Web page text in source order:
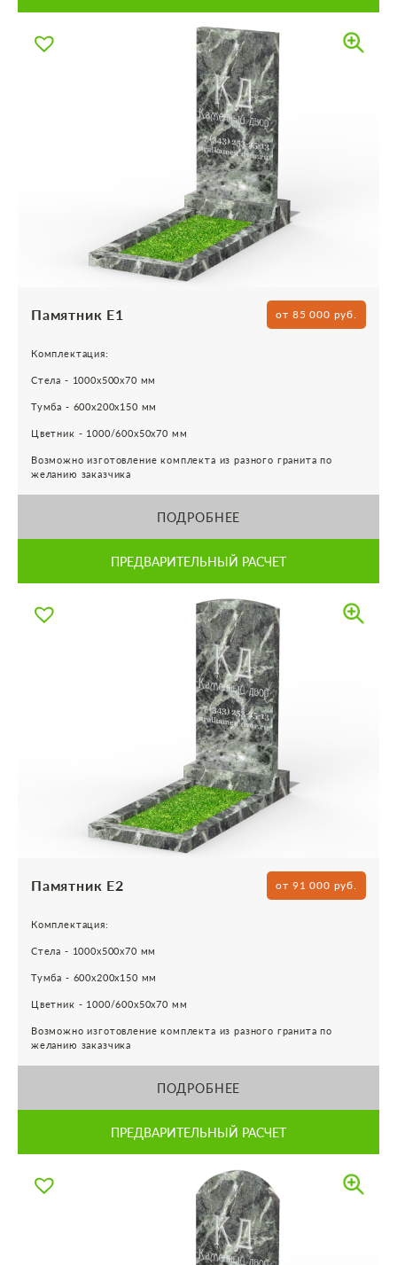
Памятник Е1 от 85 000 руб.
Комплектация:
Стела - 1000х500х70 мм
Тумба - 600х200х150 мм
Цветник - 1000/600х50х70 мм
Возможно изготовление комплекта из разного гранита по
желанию заказчика
ПОДРОБНЕЕ
ПРЕДВАРИТЕЛЬНЫЙ РАСЧЕТ
Памятник Е2 от 91 000 руб.
Комплектация:
Стела - 1000х500х70 мм
Тумба - 600х200х150 мм
Цветник - 1000/600х50х70 мм
Возможно изготовление комплекта из разного гранита по
желанию заказчика
ПОДРОБНЕЕ
ПРЕДВАРИТЕЛЬНЫЙ РАСЧЕТ